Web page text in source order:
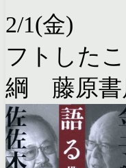
2/1(金)
フトした
綱 藤原書